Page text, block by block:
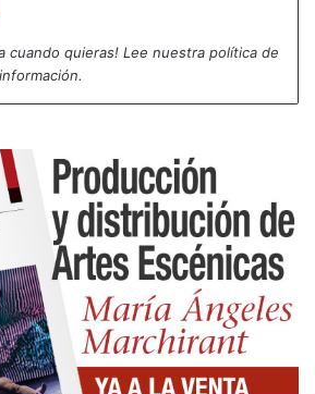
En este sentido, la obra
literario y teatral.
análisis que estoy realizando,
tampoco me parece
y los móviles que le unen a
pienso que ese tipo de detalles
forman parte del romance
mimbres de los que se vale el
un relato que es el
policial.
transmite una información
cuando quieras! Lee nuestra política de